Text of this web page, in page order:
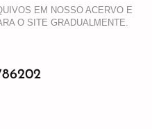
EM NOSSO ACERVO E
O SITE GRADUALMENTE.